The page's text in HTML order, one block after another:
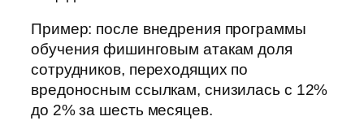
Пример: после внедрения программы
обучения фишинговым атакам доля
сотрудников, переходящих по
вредоносным ссылкам, снизилась с 12%
до 2% за шесть месяцев.